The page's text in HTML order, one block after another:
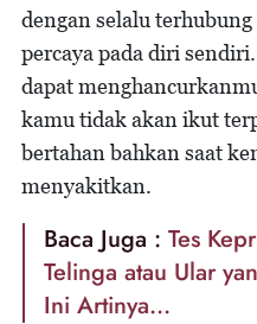
dengan selalu
percaya pada diri
dapat
kamu tidak akan ikut
bertahan bahkan saat
menyakitkan.
Baca Juga : Tes
Telinga atau Ular
Ini Artinya...